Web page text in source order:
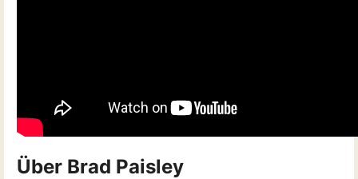
Über Brad Paisley